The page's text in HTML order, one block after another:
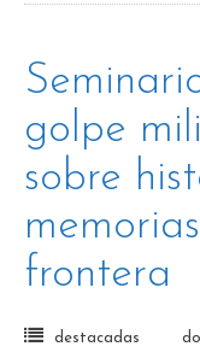
golpe
sobre
frontera
destacadas